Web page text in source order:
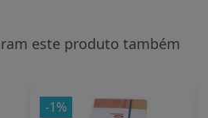
este produto também
-1%